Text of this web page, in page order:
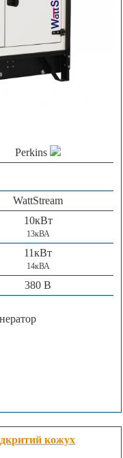
Perkins
WattStream
10кВт
13кВА
11кВт
14кВА
380 В
кожух